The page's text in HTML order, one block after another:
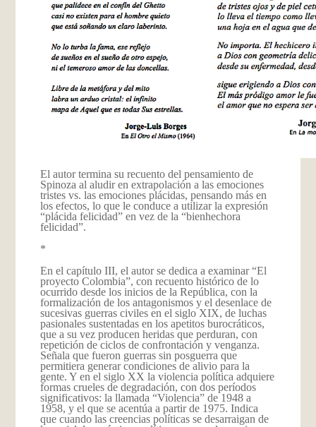
El autor termina su recuento del pensamiento de
Spinoza al aludir en extrapolación a las emociones
tristes vs. las emociones plácidas, pensando más en
los efectos, lo que le conduce a utilizar la expresión
“plácida felicidad” en vez de la “bienhechora
felicidad”.
*
En el capítulo III, el autor se dedica a examinar “El
proyecto Colombia”, con recuento histórico de lo
ocurrido desde los inicios de la República, con la
formalización de los antagonismos y el desenlace de
sucesivas guerras civiles en el siglo XIX, de luchas
pasionales sustentadas en los apetitos burocráticos,
que a su vez producen heridas que perduran, con
repetición de ciclos de confrontación y venganza.
Señala que fueron guerras sin posguerra que
permitiera generar condiciones de alivio para la
gente. Y en el siglo XX la violencia política adquiere
formas crueles de degradación, con dos períodos
significativos: la llamada “Violencia” de 1948 a
1958, y el que se acentúa a partir de 1975. Indica
que cuando las creencias políticas se desarraigan de